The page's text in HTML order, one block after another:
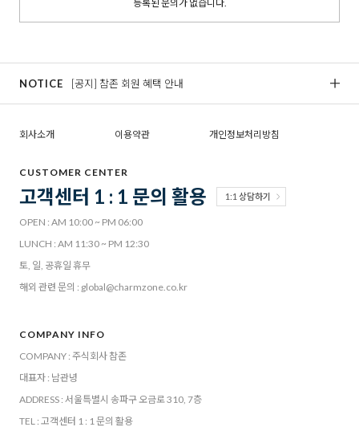
등록된 문의가 없습니다.
NOTICE [공지] 참존 회원 혜택 안내
회사소개 이용약관 개인정보처리방침
CUSTOMER CENTER
고객센터 1 : 1 문의 활용 1:1 상담하기
OPEN : AM 10:00 ~ PM 06:00
LUNCH : AM 11:30 ~ PM 12:30
토, 일, 공휴일 휴무
해외 관련 문의 : global@charmzone.co.kr
COMPANY INFO
COMPANY : 주식회사 참존
대표자 : 남관녕
ADDRESS : 서울특별시 송파구 오금로 310, 7층
TEL : 고객센터 1 : 1 문의 활용